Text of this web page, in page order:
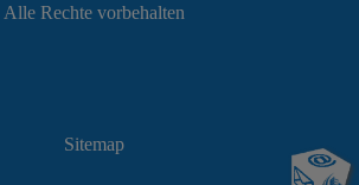
Alle Rechte vorbehalten
Sitemap